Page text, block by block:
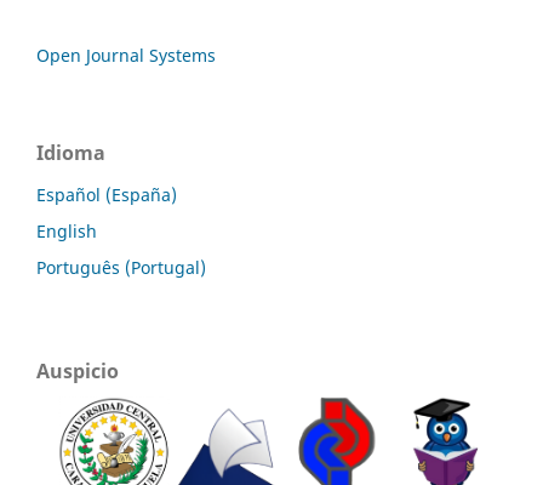
Open Journal Systems
Idioma
Español (España)
English
Português (Portugal)
Auspicio